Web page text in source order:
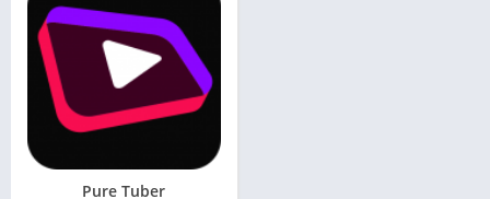
Pure Tuber